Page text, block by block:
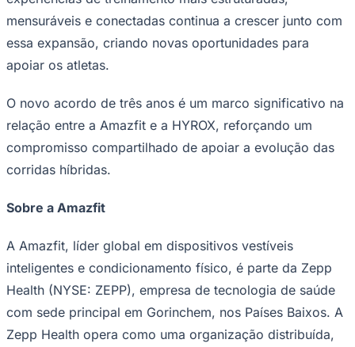
Corinthians
mensuráveis ​​e conectadas continua a crescer junto com
essa expansão, criando novas oportunidades para
apoiar os atletas.
O novo acordo de três anos é um marco significativo na
relação entre a Amazfit e a HYROX, reforçando um
compromisso compartilhado de apoiar a evolução das
corridas híbridas.
Sobre a Amazfit
A Amazfit, líder global em dispositivos vestíveis
inteligentes e condicionamento físico, é parte da Zepp
Health (NYSE: ZEPP), empresa de tecnologia de saúde
com sede principal em Gorinchem, nos Países Baixos. A
Zepp Health opera como uma organização distribuída,